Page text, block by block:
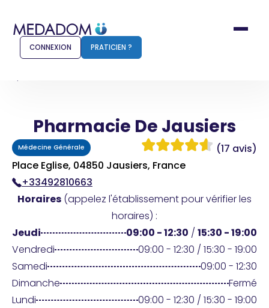
Comment ça marche ?
Pour les patients
Pharmacien
Connexion
Praticien ?
CONNEXION PRATICIEN ?
Pharmacie De Jausiers
Médecine Générale
(17 avis)
Place Eglise, 04850 Jausiers, France
+33492810663
Horaires (appelez l'établissement pour vérifier les
horaires) :
Jeudi
09:00 - 12:30 / 15:30 - 19:00
Vendredi
09:00 - 12:30 / 15:30 - 19:00
Samedi
09:00 - 12:30
Dimanche
Fermé
Lundi
09:00 - 12:30 / 15:30 - 19:00